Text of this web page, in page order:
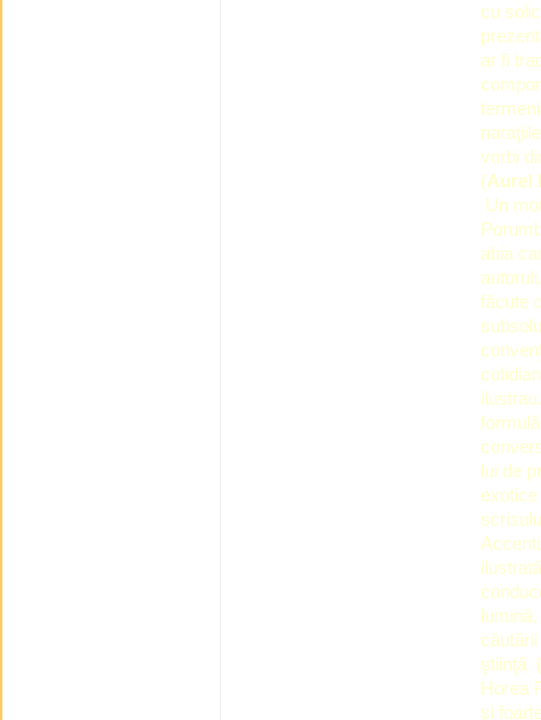
cu
ar fi
vorbi
(Aurel
Un
abia
făcute
lui de
ştiinţă
Horea
şi